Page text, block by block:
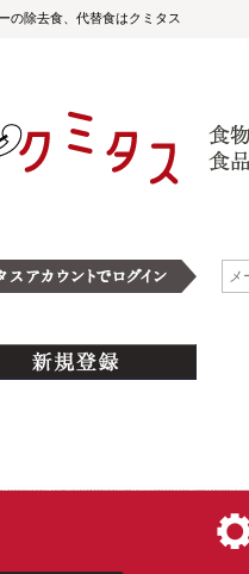
の除去食、代替食はクミタス